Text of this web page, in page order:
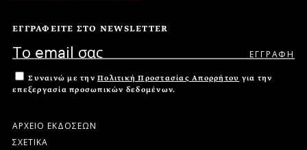
ΕΓΓΡΑΦΕΙΤΕ ΣΤΟ NEWSLETTER
Συναινώ με την Πολιτική Προστασίας Απορρήτου για την
επεξεργασία προσωπικών δεδομένων.
ΑΡΧΕΙΟ ΕΚΔΟΣΕΩΝ
ΣΧΕΤΙΚΑ